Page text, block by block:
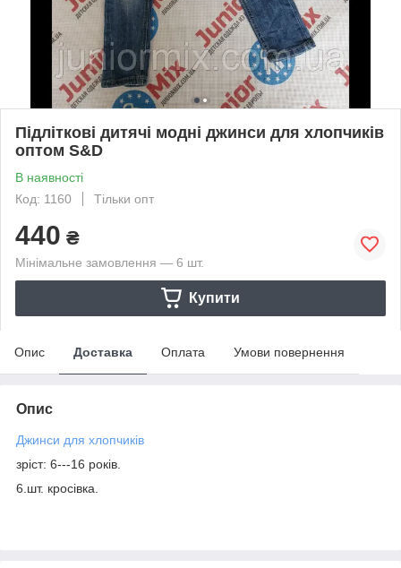
Підліткові дитячі модні джинси для хлопчиків
оптом S&D
В наявності
Код: 1160
Тільки опт
440 ₴
Мінімальне замовлення — 6 шт.
Купити
Опис Доставка Оплата Умови повернення
Опис
Джинси для хлопчиків
зріст: 6---16 років.
6.шт. кросівка.